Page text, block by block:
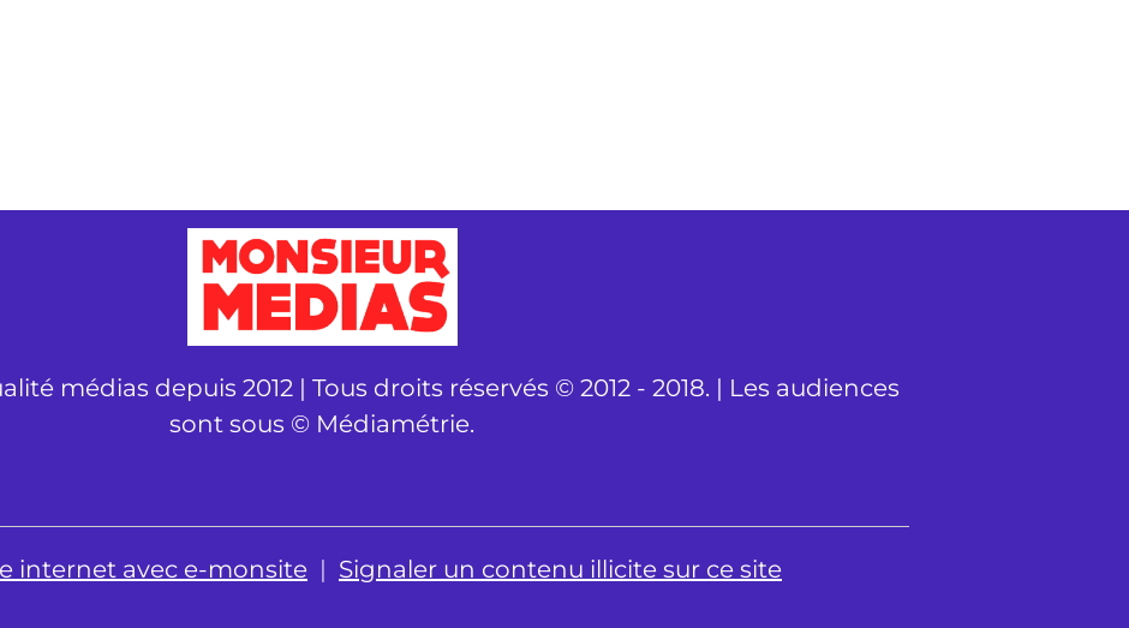
médias depuis 2012 | Tous droits réservés © 2012 - 2018. | Les audiences
sont sous © Médiamétrie.
internet avec e-monsite Signaler un contenu illicite sur ce site